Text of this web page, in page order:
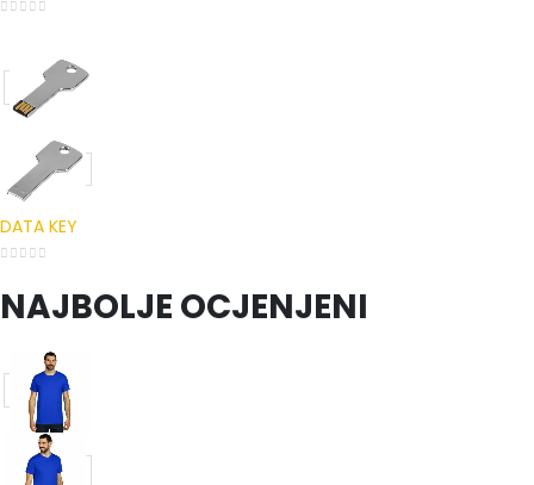
DATA KEY
NAJBOLJE OCJENJENI